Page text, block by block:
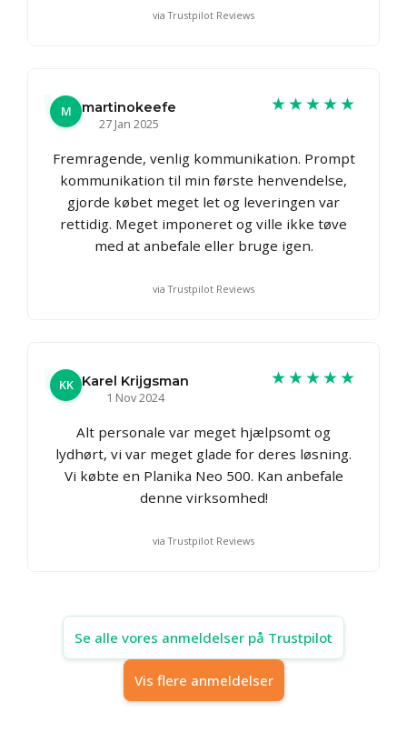
via Trustpilot Reviews
M
martinokeefe
27 Jan 2025
★★★★★
Fremragende, venlig kommunikation. Prompt
kommunikation til min første henvendelse,
gjorde købet meget let og leveringen var
rettidig. Meget imponeret og ville ikke tøve
med at anbefale eller bruge igen.
via Trustpilot Reviews
KK Karel Krijgsman
1 Nov 2024
★★★★★
Alt personale var meget hjælpsomt og
lydhørt, vi var meget glade for deres løsning.
Vi købte en Planika Neo 500. Kan anbefale
denne virksomhed!
via Trustpilot Reviews
Se alle vores anmeldelser på Trustpilot
Vis flere anmeldelser